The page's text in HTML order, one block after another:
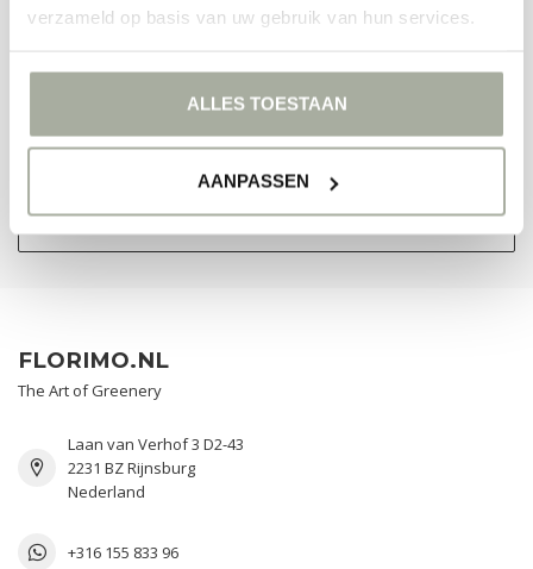
verzameld op basis van uw gebruik van hun services.
ALLES TOESTAAN
AANPASSEN
ZUSATZINFORMATION
Unternehmensdaten, Antworten auf häufig gestellte Fragen und
verschiedene Möglichkeiten, mit uns in Kontakt zu treten.
KUNDENDIENST
FLORIMO.NL
The Art of Greenery
Laan van Verhof 3 D2-43
2231 BZ Rijnsburg
Nederland
+316 155 833 96